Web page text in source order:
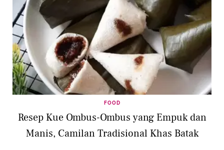
FOOD
Resep Kue Ombus-Ombus yang Empuk dan
Manis, Camilan Tradisional Khas Batak